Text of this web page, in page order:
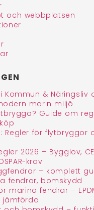
och webbplatsen
Kommun & Näringsliv
marin miljö
Guide om
Regler för flytbryggor
2026 – Bygglov,
krav
– komplett
fendrar, bomskydd
marina fendrar –
jämförda